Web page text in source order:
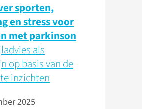
sporten,
en stress voor
met parkinson
als
op basis van de
inzichten
2025